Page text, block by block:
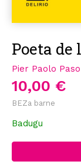
Poeta de
Pier Paolo
10,00 €
BEZa barne
Badugu